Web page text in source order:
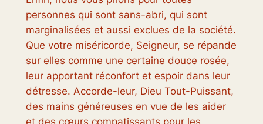
personnes qui sont sans-abri, qui sont
marginalisées et aussi exclues de la société.
Que votre miséricorde, Seigneur, se répande
sur elles comme une certaine douce rosée,
leur apportant réconfort et espoir dans leur
détresse. Accorde-leur, Dieu Tout-Puissant,
des mains généreuses en vue de les aider
et des cœurs compatissants pour les